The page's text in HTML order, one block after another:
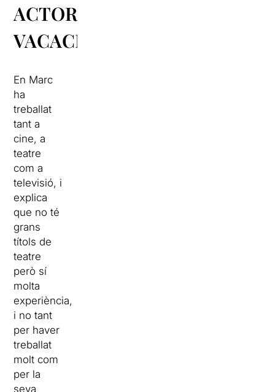
ACTOR
VACACIONAL
En Marc
ha
treballat
tant a
cine, a
teatre
com a
televisió, i
explica
que no té
grans
títols de
teatre
però sí
molta
experiència,
i no tant
per haver
treballat
molt com
per la
seva